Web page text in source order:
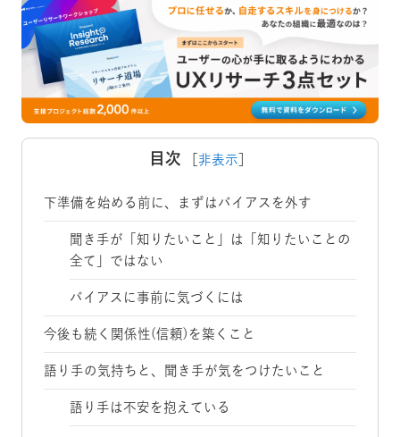
目次 非表示
下準備を始める前に、まずはバイアスを外す
聞き手が「知りたいこと」は「知りたいことの
全て」ではない
バイアスに事前に気づくには
今後も続く関係性(信頼)を築くこと
語り手の気持ちと、聞き手が気をつけたいこと
語り手は不安を抱えている